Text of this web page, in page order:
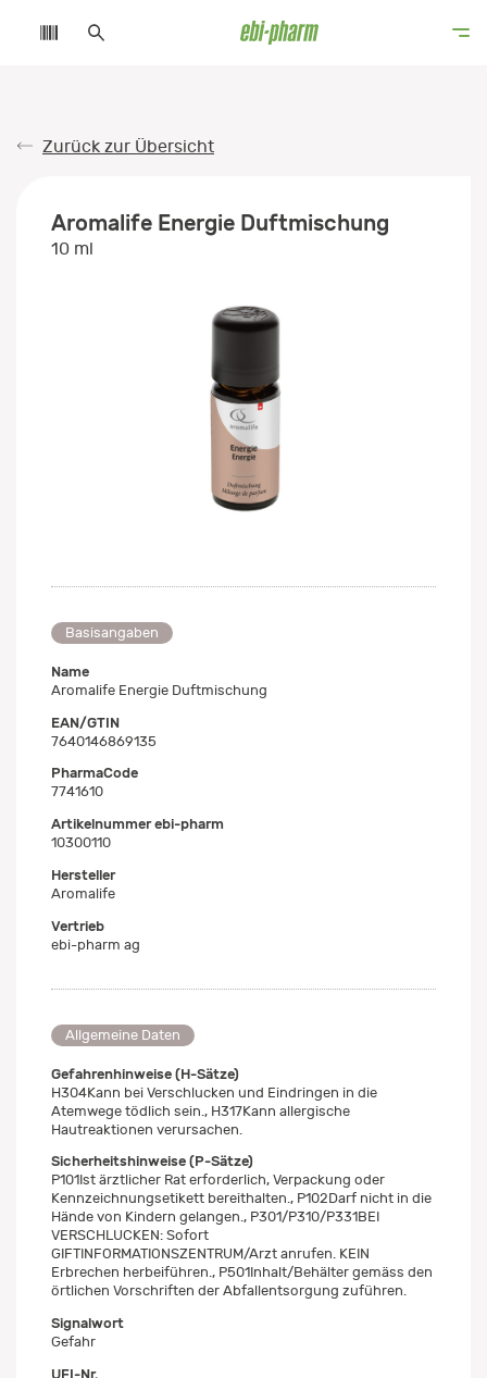
Zurück zur Übersicht
Aromalife Energie Duftmischung
10 ml
Basisangaben
Name
Aromalife Energie Duftmischung
EAN/GTIN
7640146869135
PharmaCode
7741610
Artikelnummer ebi-pharm
10300110
Hersteller
Aromalife
Vertrieb
ebi-pharm ag
Allgemeine Daten
Gefahrenhinweise (H-Sätze)
H304Kann bei Verschlucken und Eindringen in die
Atemwege tödlich sein., H317Kann allergische
Hautreaktionen verursachen.
Sicherheitshinweise (P-Sätze)
P101Ist ärztlicher Rat erforderlich, Verpackung oder
Kennzeichnungsetikett bereithalten., P102Darf nicht in die
Hände von Kindern gelangen., P301/P310/P331BEI
VERSCHLUCKEN: Sofort
GIFTINFORMATIONSZENTRUM/Arzt anrufen. KEIN
Erbrechen herbeiführen., P501Inhalt/Behälter gemäss den
örtlichen Vorschriften der Abfallentsorgung zuführen.
Signalwort
Gefahr
UFI-Nr.